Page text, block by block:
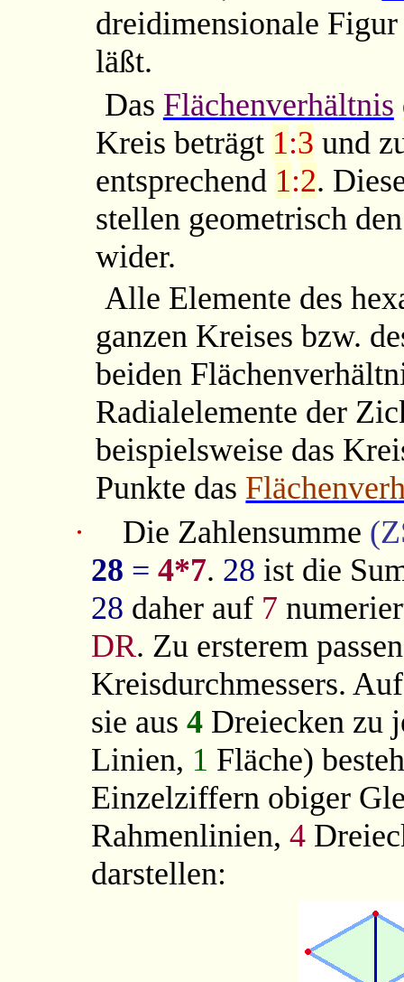
dreidimensionale
läßt.
Das Flächenverhältnis
Kreis beträgt 1:3 und
entsprechend 1:2.
stellen geometrisch
wider.
Alle Elemente des
ganzen Kreises bzw.
beiden
Radialelemente der
beispielsweise das
Punkte das
·
Die Zahlensumme
28 = 4*7. 28 ist die
28 daher auf 7
DR. Zu ersterem
Kreisdurchmessers.
sie aus 4Dreiecken zu
Linien, 1 Fläche)
Einzelziffern obiger
Rahmenlinien, 4
darstellen: